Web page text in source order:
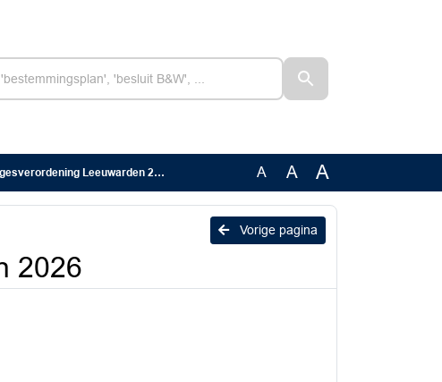
Leeuwarden 2026 A A A
Vorige pagina
2026